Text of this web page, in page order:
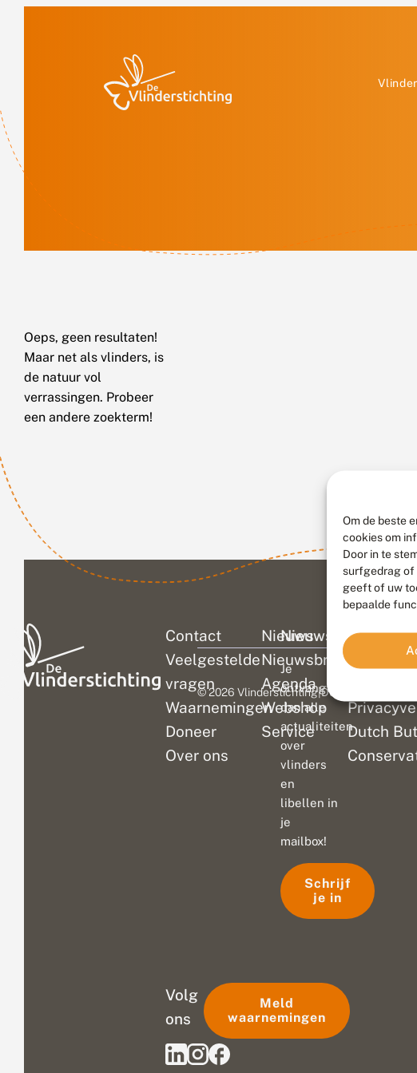
Om de beste
cookies om
Door in te
surfgedrag of
geeft of uw
bepaalde
Oeps, geen resultaten!
Maar net als vlinders, is
de natuur vol
verrassingen. Probeer
een andere zoekterm!
Contact
Veelgestelde
vragen
Waarnemingen
Doneer
Over ons
Nieuws
Nieuwsbrief
Agenda
Webshop
Service
Colofon
Dutch
Nieuwsbrief
Je
ontvangt
dan alle
actualiteiten
over
vlinders
en
libellen in
je
mailbox!
Schrijf
je in
Volg
ons
Meld
waarnemingen
© 2026 Vlinderstichting|Duurzaam